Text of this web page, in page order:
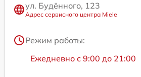
ул. Будённого, 123
Адрес сервисного центра Miele
Режим работы:
Ежедневно с 9:00 до 21:00